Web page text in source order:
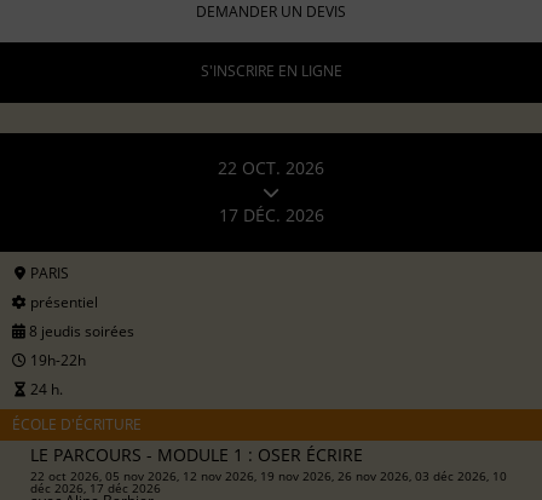
DEMANDER UN DEVIS
S'INSCRIRE EN LIGNE
22 OCT. 2026
17 DÉC. 2026
PARIS
présentiel
8 jeudis soirées
19h-22h
24 h.
ÉCOLE D'ÉCRITURE
LE PARCOURS - MODULE 1 : OSER ÉCRIRE
22 oct 2026, 05 nov 2026, 12 nov 2026, 19 nov 2026, 26 nov 2026, 03 déc 2026, 10
déc 2026, 17 déc 2026